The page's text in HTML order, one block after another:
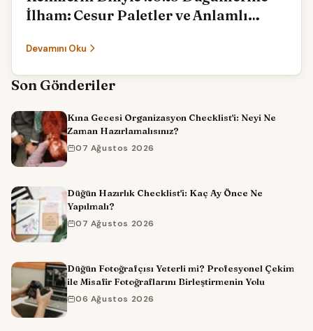
İlham: Cesur Paletler ve Anlamlı
Devamını Oku
Son Gönderiler
Kına Gecesi Organizasyon Checklist'i: Neyi Ne
Zaman Hazırlamalısınız?
07 Ağustos 2026
Düğün Hazırlık Checklist'i: Kaç Ay Önce Ne
Yapılmalı?
07 Ağustos 2026
Düğün Fotoğrafçısı Yeterli mi? Profesyonel Çekim
ile Misafir Fotoğraflarını Birleştirmenin Yolu
06 Ağustos 2026